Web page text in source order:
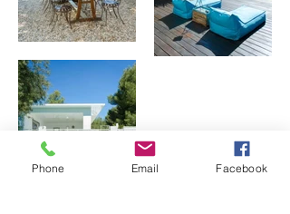
Phone Email Facebook